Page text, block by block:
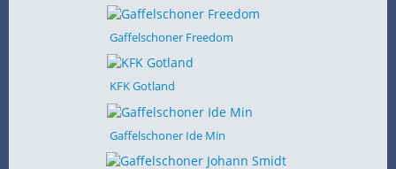
Gaffelschoner Freedom
KFK Gotland
Gaffelschoner Ide Min